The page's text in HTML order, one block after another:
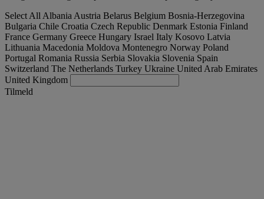
Select All Albania Austria Belarus Belgium Bosnia-Herzegovina
Bulgaria Chile Croatia Czech Republic Denmark Estonia Finland
France Germany Greece Hungary Israel Italy Kosovo Latvia
Lithuania Macedonia Moldova Montenegro Norway Poland
Portugal Romania Russia Serbia Slovakia Slovenia Spain
Switzerland The Netherlands Turkey Ukraine United Arab Emirates
United Kingdom
Tilmeld